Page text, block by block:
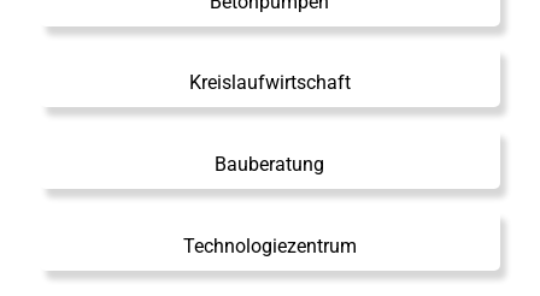
Kreislaufwirtschaft
Bauberatung
Technologiezentrum